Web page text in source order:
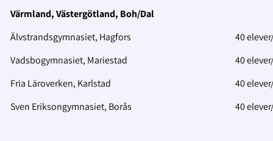
Värmland, Västergötland, Boh/Dal
Älvstrandsgymnasiet, Hagfors
40
Vadsbogymnasiet, Mariestad
40
Fria Läroverken, Karlstad
40
Sven Eriksongymnasiet, Borås
40